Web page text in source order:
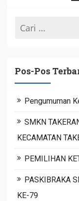
Pos-Pos
Pengumuman
SMKN
KECAMATAN
PEMILIHAN
PASKIBRAKA
KE-79